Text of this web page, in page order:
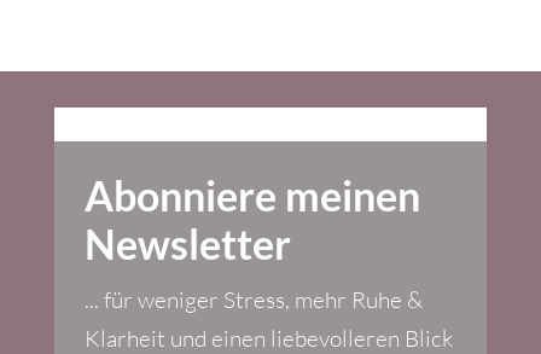
Abonniere meinen
Newsletter
... für weniger Stress, mehr Ruhe &
Klarheit und einen liebevolleren Blick